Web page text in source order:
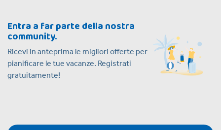
Entra a far parte della nostra
community.
Ricevi in anteprima le migliori offerte per
pianificare le tue vacanze. Registrati
gratuitamente!